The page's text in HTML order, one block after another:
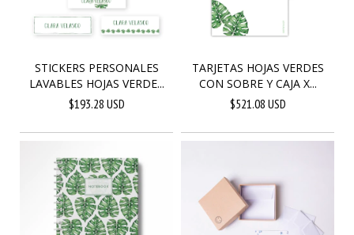
STICKERS PERSONALES
LAVABLES HOJAS VERDE...
$193.28 USD
TARJETAS HOJAS VERDES
CON SOBRE Y CAJA X...
$521.08 USD